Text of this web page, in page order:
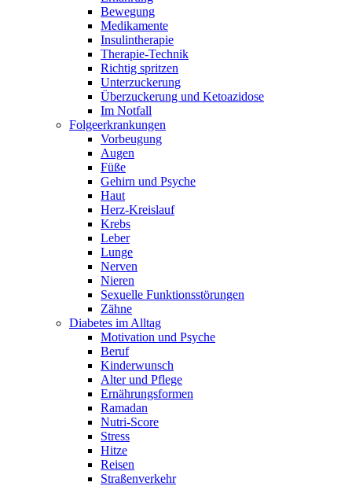
Bewegung
Medikamente
Insulintherapie
Therapie-Technik
Richtig spritzen
Unterzuckerung
Überzuckerung und Ketoazidose
Im Notfall
Folgeerkrankungen
Vorbeugung
Augen
Füße
Gehirn und Psyche
Haut
Herz-Kreislauf
Krebs
Leber
Lunge
Nerven
Nieren
Sexuelle Funktionsstörungen
Zähne
Diabetes im Alltag
Motivation und Psyche
Beruf
Kinderwunsch
Alter und Pflege
Ernährungsformen
Ramadan
Nutri-Score
Stress
Hitze
Reisen
Straßenverkehr